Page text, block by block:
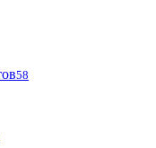
58